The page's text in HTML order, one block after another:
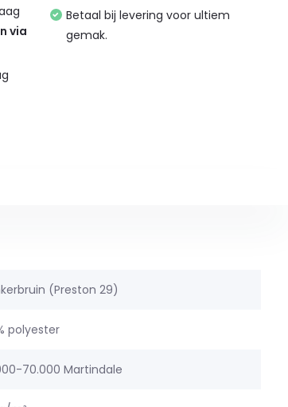
via
Betaal bij levering voor ultiem
gemak.
(Preston 29)
polyester
70.000 Martindale